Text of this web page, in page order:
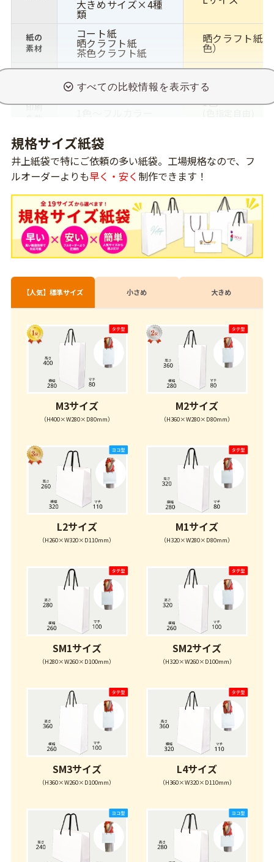
大きめサイズ×4種
類
紙の
素材
コート紙
晒クラフト紙
茶色クラフト紙
晒クラフト紙
色）
印刷
印刷
1色
表面
加工
グロスPP加工
マットPP加工
ドル
スピンドル紐
アクリル平紐
パイレン
紙紐
ハッピータック
スピンドル紐(
その他
底ボール オプショ
ン
口ボール標準装備
底ボール
口ボール
商品
取り扱いサイズ
規格サイズ紙袋
井上紙袋で特にご依頼の多い紙袋。工場規格なので、フ
ルオーダーよりも早く・安く 制作できます！
【人気】標準サイズ 小さめ 大きめ
M3サイズ
（H400×W280×D80mm）
M2サイズ
（H360×W280×D80mm）
L2サイズ
（H260×W320×D110mm）
M1サイズ
（H320×W280×D80mm）
SM1サイズ
（H280×W260×D100mm）
SM2サイズ
（H320×W260×D100mm）
SM3サイズ
（H360×W260×D100mm）
L4サイズ
（H360×W320×D110mm）